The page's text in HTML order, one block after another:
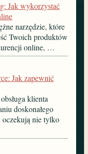
Jak wykorzystać
narzędzie, które
Twoich produktów
online, …
Jak zapewnić
klienta
doskonałego
nie tylko